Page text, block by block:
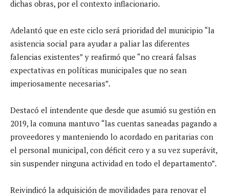
dichas obras, por el contexto inflacionario.
Adelantó que en este ciclo será prioridad del municipio “la
asistencia social para ayudar a paliar las diferentes
falencias existentes” y reafirmó que “no creará falsas
expectativas en políticas municipales que no sean
imperiosamente necesarias”.
Destacó el intendente que desde que asumió su gestión en
2019, la comuna mantuvo “las cuentas saneadas pagando a
proveedores y manteniendo lo acordado en paritarias con
el personal municipal, con déficit cero y a su vez superávit,
sin suspender ninguna actividad en todo el departamento”.
Reivindicó la adquisición de movilidades para renovar el